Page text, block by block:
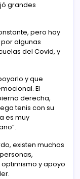
grandes
pero hay
algunas
del Covid, y
y que
El
derecha,
tenis con su
es muy
existen muchos
y apoyo